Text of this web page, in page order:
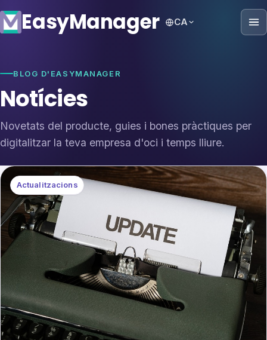
EasyManager CA
BLOG D'EASYMANAGER
Notícies
Novetats del producte, guies i bones pràctiques per
digitalitzar la teva empresa d'oci i temps lliure.
Actualitzacions